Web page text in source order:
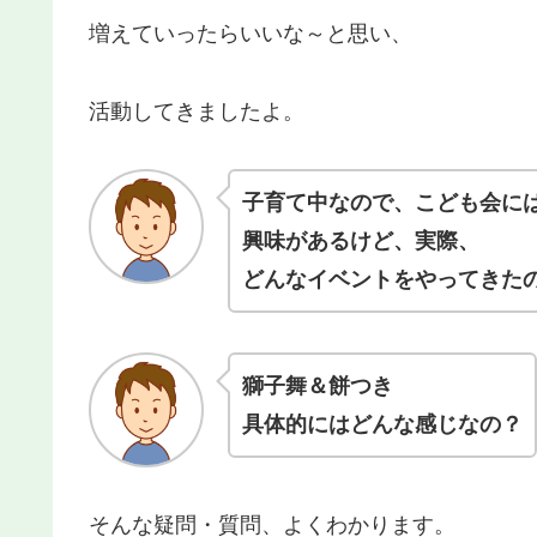
増えていったらいいな～と思い、
活動してきましたよ。
子育て中なので、こども会に
興味があるけど、実際、
どんなイベントをやってきた
獅子舞＆餅つき
具体的にはどんな感じなの？
そんな疑問・質問、よくわかります。